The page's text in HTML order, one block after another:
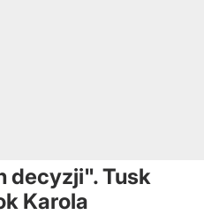
decyzji". Tusk
Karola